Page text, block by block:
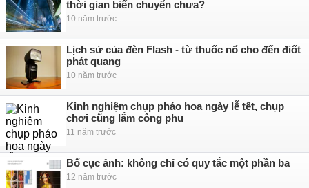
thời gian biến chuyển chưa?
10 năm trước
Lịch sử của đèn Flash - từ thuốc nổ cho đến điốt
phát quang
10 năm trước
Kinh nghiệm chụp pháo hoa ngày lễ tết, chụp
chơi cũng lắm công phu
11 năm trước
Bố cục ảnh: không chỉ có quy tắc một phần ba
12 năm trước